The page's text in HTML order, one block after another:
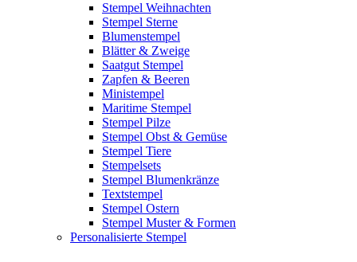
Stempel Weihnachten
Stempel Sterne
Blumenstempel
Blätter & Zweige
Saatgut Stempel
Zapfen & Beeren
Ministempel
Maritime Stempel
Stempel Pilze
Stempel Obst & Gemüse
Stempel Tiere
Stempelsets
Stempel Blumenkränze
Textstempel
Stempel Ostern
Stempel Muster & Formen
Personalisierte Stempel